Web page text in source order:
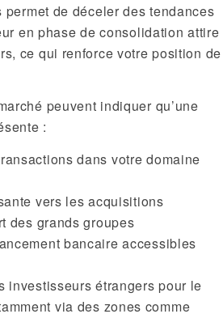
permet de déceler des tendances
en phase de consolidation attire
ce qui renforce votre position de
peuvent indiquer qu’une
:
dans votre domaine
vers les acquisitions
des grands groupes
bancaire accessibles
investisseurs étrangers pour le
via des zones comme